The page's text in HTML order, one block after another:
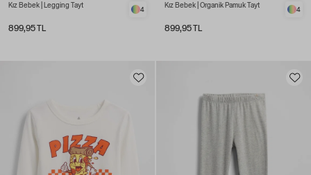
Kız Bebek | Legging Tayt
899,95 TL
4
Kız Bebek | Organik Pamuk Tayt
899,95 TL
4